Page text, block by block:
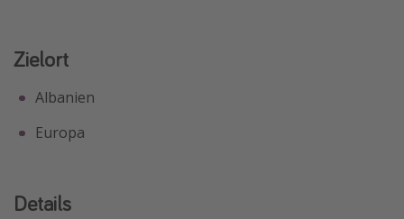
Zielort
Albanien
Europa
Details